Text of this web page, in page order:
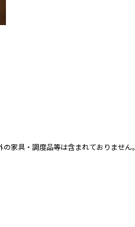
家具・調度品等は含まれておりません。